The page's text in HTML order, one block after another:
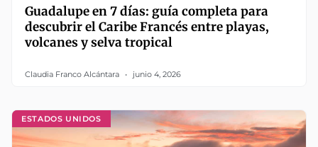
Guadalupe en 7 días: guía completa para
descubrir el Caribe Francés entre playas,
volcanes y selva tropical
Claudia Franco Alcántara junio 4, 2026
ESTADOS UNIDOS